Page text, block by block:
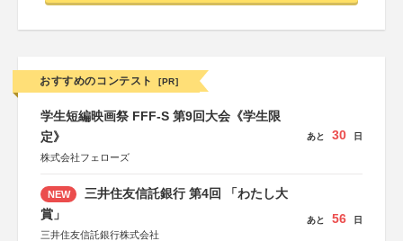
おすすめのコンテスト [PR]
学生短編映画祭 FFF-S 第9回大会《学生限
定》
株式会社フェローズ
あと 30 日
NEW
三井住友信託銀行 第4回 「わたし大
賞」
三井住友信託銀行株式会社
あと 56 日